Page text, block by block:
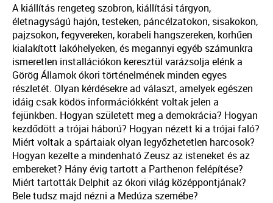
A kiállítás rengeteg szobron, kiállítási tárgyon,
életnagyságú hajón, testeken, páncélzatokon, sisakokon,
pajzsokon, fegyvereken, korabeli hangszereken, korhűen
kialakított lakóhelyeken, és megannyi egyéb számunkra
ismeretlen installációkon keresztül varázsolja elénk a
Görög Államok ókori történelmének minden egyes
részletét. Olyan kérdésekre ad választ, amelyek egészen
idáig csak ködös információkként voltak jelen a
fejünkben. Hogyan született meg a demokrácia? Hogyan
kezdődött a trójai háború? Hogyan nézett ki a trójai faló?
Miért voltak a spártaiak olyan legyőzhetetlen harcosok?
Hogyan kezelte a mindenható Zeusz az isteneket és az
embereket? Hány évig tartott a Parthenon felépítése?
Miért tartották Delphit az ókori világ középpontjának?
Bele tudsz majd nézni a Medúza szemébe?